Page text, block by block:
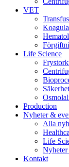
VET
Life Science
Production
Nyheter &
Alla
Life
Kontakt